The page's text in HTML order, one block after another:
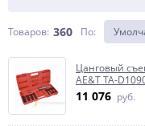
Товаров: 360 По:
Цанговый
AE&T TA-
11 076 руб.